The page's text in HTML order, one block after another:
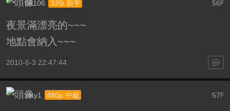
56F
88106 320i 新手
夜景滿漂亮的~~~
地點會納入~~~
2010-6-3 22:47:44
57F
ztxy1 480p 中級